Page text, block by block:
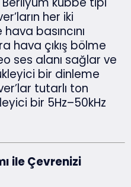
her iki
basıncını
hava çıkış bölme
ses alanı sağlar ve
bir dinleme
tutarlı ton
bir 5Hz–50kHz
ile Çevrenizi